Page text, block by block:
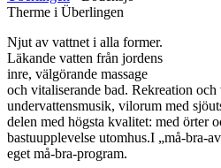
Therme i Überlingen
Njut av vattnet i alla former.
Läkande vatten från jordens
inre, välgörande massage
och vitaliserande bad. Rekreation
undervattensmusik, vilorum med
delen med högsta kvalitet: med örter
bastuupplevelse utomhus.I „må-bra-
eget må-bra-program.